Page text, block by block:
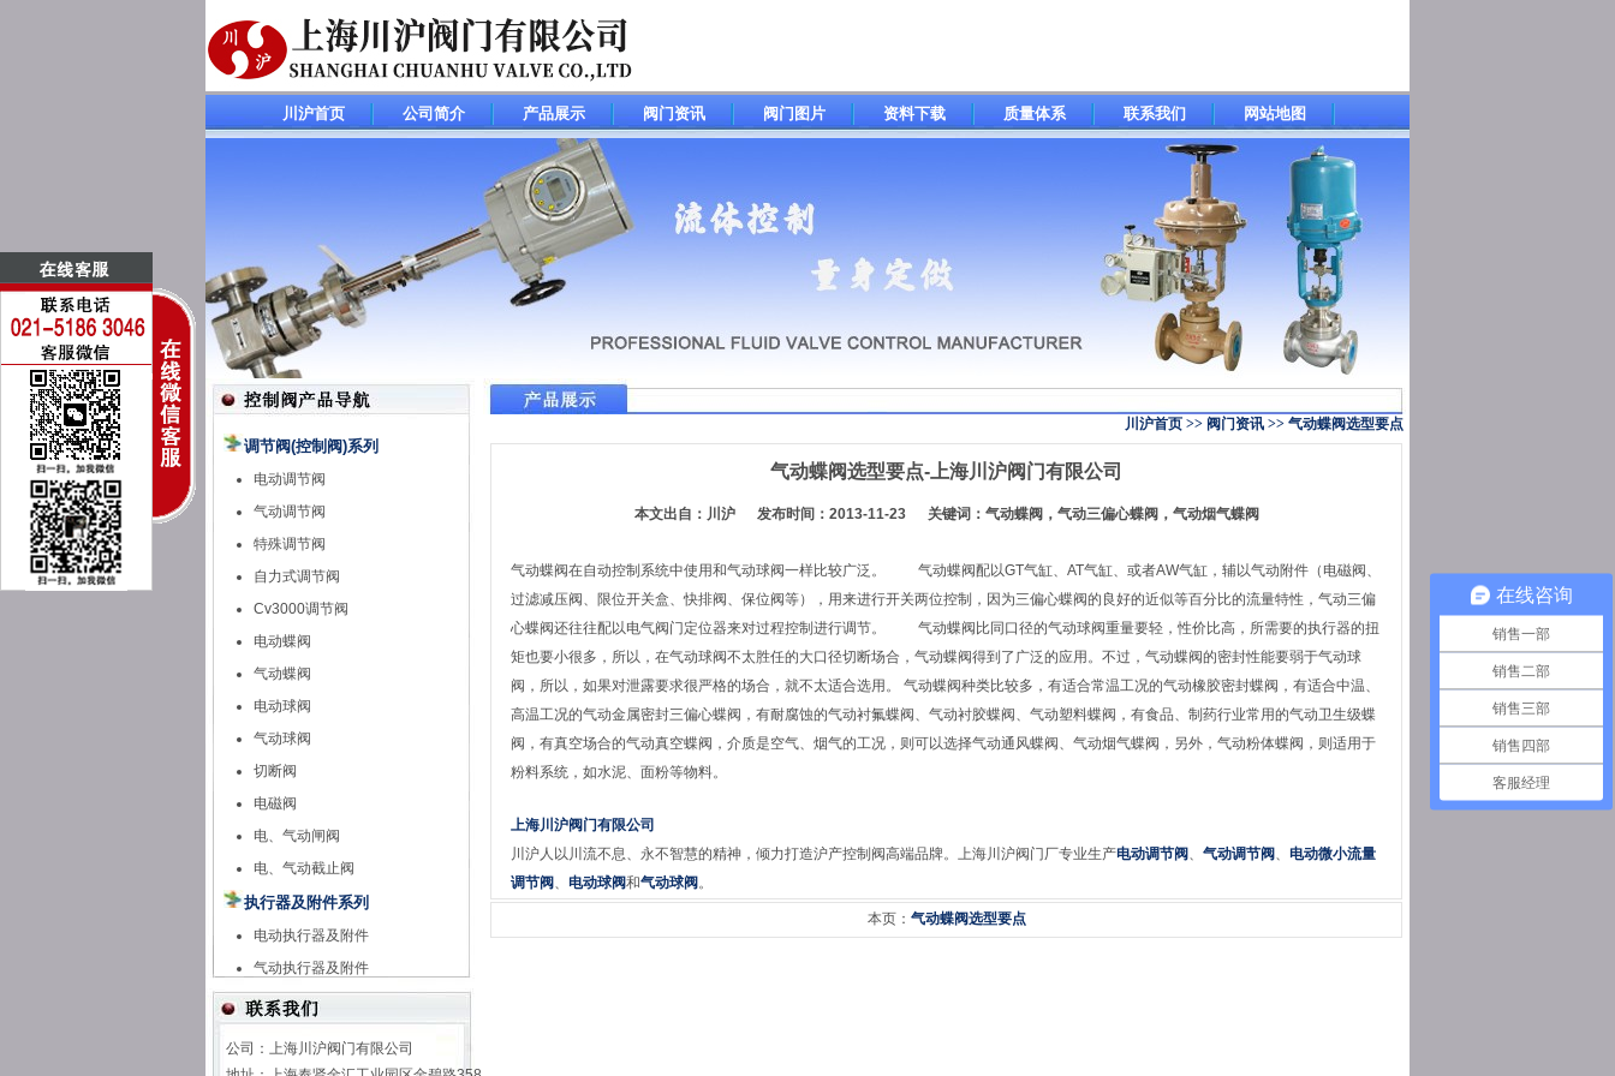
川沪首页 公司简介 产品展示 阀门资讯 阀门图片 资料下载 质量体系 联系我们 网站地图
调节阀(控制阀)系列
电动调节阀
气动调节阀
特殊调节阀
自力式调节阀
Cv3000调节阀
电动蝶阀
气动蝶阀
电动球阀
气动球阀
切断阀
电磁阀
电、气动闸阀
电、气动截止阀
执行器及附件系列
电动执行器及附件
气动执行器及附件
公司：上海川沪阀门有限公司
川沪首页 >> 阀门资讯 >> 气动蝶阀选型要点
气动蝶阀选型要点-上海川沪阀门有限公司
本文出自：川沪 发布时间：2013-11-23 关键词：气动蝶阀，气动三偏心蝶阀，气动烟气蝶阀
气动蝶阀在自动控制系统中使用和气动球阀一样比较广泛。 气动蝶阀配以GT气缸、AT气缸、或者AW气缸，辅以气动附件（电磁阀、
过滤减压阀、限位开关盒、快排阀、保位阀等），用来进行开关两位控制，因为三偏心蝶阀的良好的近似等百分比的流量特性，气动三偏
心蝶阀还往往配以电气阀门定位器来对过程控制进行调节。 气动蝶阀比同口径的气动球阀重量要轻，性价比高，所需要的执行器的扭
矩也要小很多，所以，在气动球阀不太胜任的大口径切断场合，气动蝶阀得到了广泛的应用。不过，气动蝶阀的密封性能要弱于气动球
阀，所以，如果对泄露要求很严格的场合，就不太适合选用。 气动蝶阀种类比较多，有适合常温工况的气动橡胶密封蝶阀，有适合中温、
高温工况的气动金属密封三偏心蝶阀 ，有耐腐蚀的气动衬氟蝶阀、气动衬胶蝶阀、气动塑料蝶阀，有食品、制药行业常用的气动卫生级蝶
阀，有真空场合的气动真空蝶阀，介质是空气、烟气的工况，则可以选择气动通风蝶阀、 气动烟气蝶阀 ，另外，气动粉体蝶阀，则适用于
粉料系统，如水泥、面粉等物料。
上海川沪阀门有限公司
川沪人以川流不息、永不智慧的精神，倾力打造沪产控制阀高端品牌。上海川沪阀门厂专业生产电动调节阀 、 气动调节阀 、 电动微小流量
调节阀 、 电动球阀和气动球阀 。
本页： 气动蝶阀选型要点
在线咨询
销售一部
销售二部
销售三部
销售四部
客服经理